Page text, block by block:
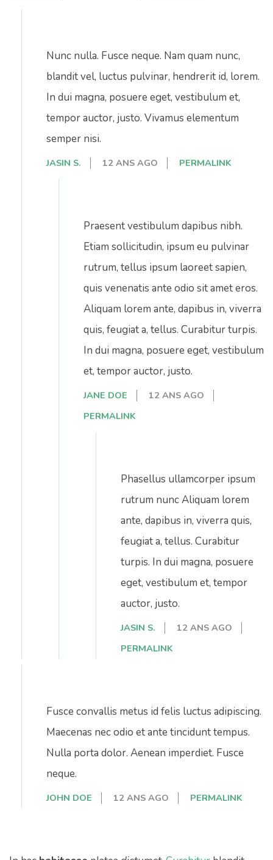
Nunc nulla. Fusce neque. Nam quam nunc,
blandit vel, luctus pulvinar, hendrerit id, lorem.
In dui magna, posuere eget, vestibulum et,
tempor auctor, justo. Vivamus elementum
semper nisi.
JASIN S. 12 ANS AGO PERMALINK
Praesent vestibulum dapibus nibh.
Etiam sollicitudin, ipsum eu pulvinar
rutrum, tellus ipsum laoreet sapien,
quis venenatis ante odio sit amet eros.
Aliquam lorem ante, dapibus in, viverra
quis, feugiat a, tellus. Curabitur turpis.
In dui magna, posuere eget, vestibulum
et, tempor auctor, justo.
JANE DOE
12 ANS AGO
PERMALINK
Phasellus ullamcorper ipsum
rutrum nunc Aliquam lorem
ante, dapibus in, viverra quis,
feugiat a, tellus. Curabitur
turpis. In dui magna, posuere
eget, vestibulum et, tempor
auctor, justo.
JASIN S.
12 ANS AGO
PERMALINK
Fusce convallis metus id felis luctus adipiscing.
Maecenas nec odio et ante tincidunt tempus.
Nulla porta dolor. Aenean imperdiet. Fusce
neque.
JOHN DOE 12 ANS AGO PERMALINK